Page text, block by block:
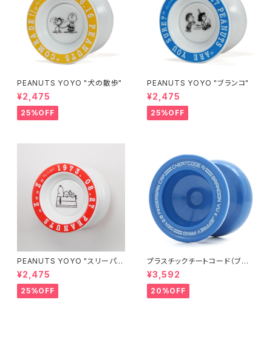
PEANUTS YOYO "犬の散歩"
¥2,475
25%OFF
PEANUTS YOYO "ブランコ"
¥2,475
25%OFF
PEANUTS YOYO "スリーパ
ー"
¥2,475
25%OFF
プラスチックチートコード（ブル
ー）
¥3,592
20%OFF